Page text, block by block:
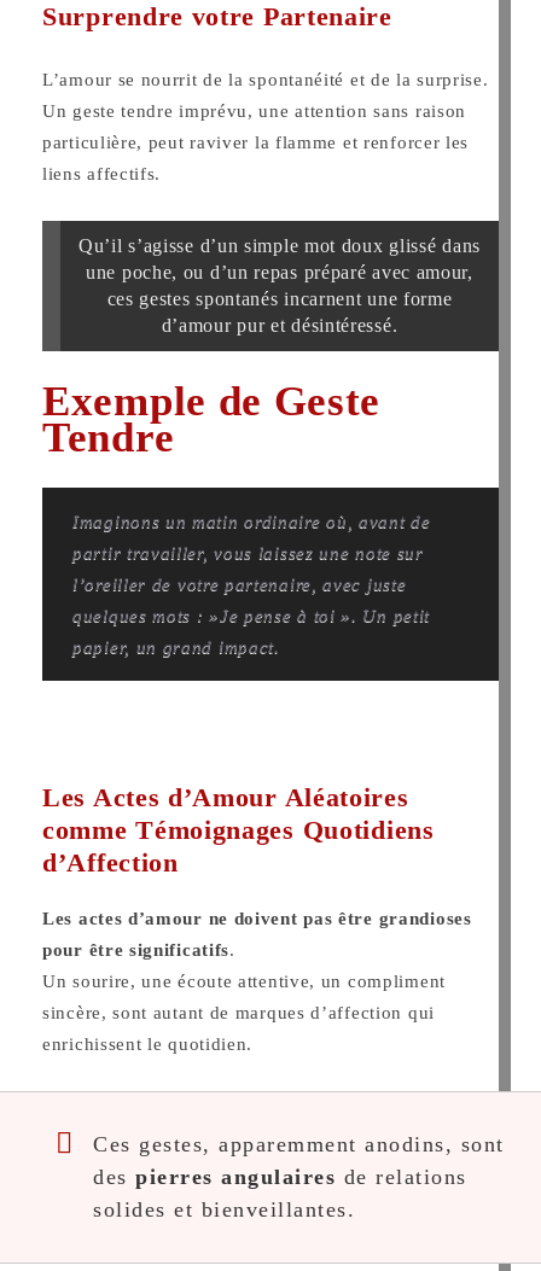
Surprendre votre Partenaire
L’amour se nourrit de la spontanéité et de la surprise.
Un geste tendre imprévu, une attention sans raison
particulière, peut raviver la flamme et renforcer les
liens affectifs.
Qu’il s’agisse d’un simple mot doux glissé dans
une poche, ou d’un repas préparé avec amour,
ces gestes spontanés incarnent une forme
d’amour pur et désintéressé.
Exemple de Geste
Tendre
Imaginons un matin ordinaire où, avant de
partir travailler, vous laissez une note sur
l’oreiller de votre partenaire, avec juste
quelques mots : »Je pense à toi ». Un petit
papier, un grand impact.
Les Actes d’Amour Aléatoires
comme Témoignages Quotidiens
d’Affection
Les actes d’amour ne doivent pas être grandioses
pour être significatifs.
Un sourire, une écoute attentive, un compliment
sincère, sont autant de marques d’affection qui
enrichissent le quotidien.
Ces gestes, apparemment anodins, sont
despierres angulaires de relations
solides et bienveillantes.